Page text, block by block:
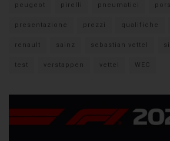
peugeot pirelli pneumatici
presentazione prezzi qualifiche
renault sainz sebastian vettel
test verstappen vettel WEC